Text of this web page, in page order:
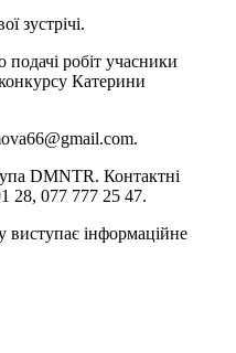
зустрічі.
робіт учасники
Катерини
DMNTR. Контактні
28, 077 777 25 47.
виступає інформаційне